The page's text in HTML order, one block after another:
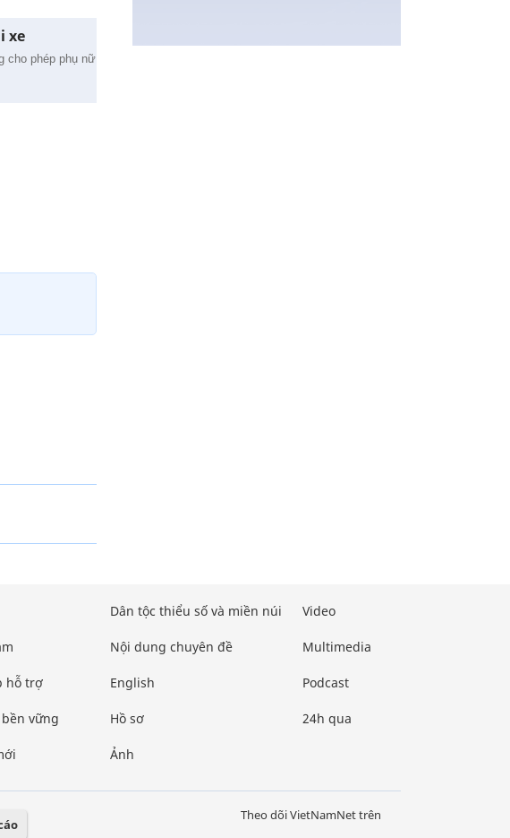
xe
cho phép phụ nữ
hỗ trợ
vững
Dân tộc thiểu số và miền núi
Nội dung chuyên đề
English
Hồ sơ
Ảnh
Video
Multimedia
Podcast
24h qua
Theo dõi VietNamNet trên